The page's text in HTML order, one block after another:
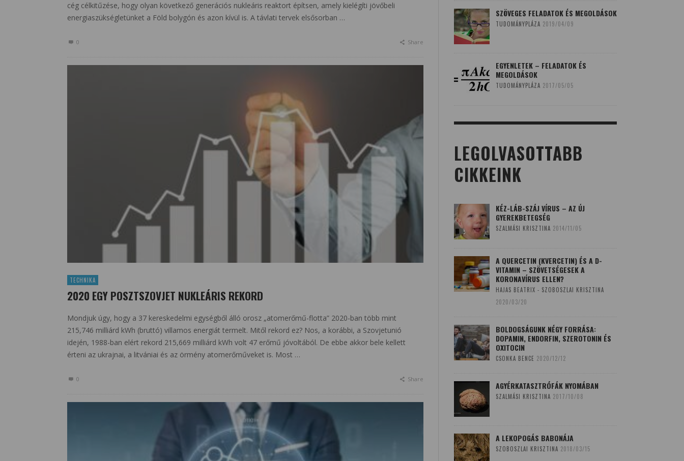
cég célkitűzése, hogy olyan következő generációs nukleáris reaktort építsen, amely kielégíti jövőbeli
energiaszükségletünket a Föld bolygón és azon kívül is. A távlati tervek elsősorban …
0 Share
TECHNIKA
2020 EGY POSZTSZOVJET NUKLEÁRIS REKORD
Mondjuk úgy, hogy a 37 kereskedelmi egységből álló orosz „atomerőmű-flotta” 2020-ban több mint
215,746 milliárd kWh (bruttó) villamos energiát termelt. Mitől rekord ez? Nos, a korábbi, a Szovjetunió
idején, 1988-ban elért rekord 215,669 milliárd kWh volt 47 erőmű jóvoltából. De ebbe akkor bele kellett
érteni az ukrajnai, a litvániai és az örmény atomerőműveket is. Most …
0 Share
SZÖVEGES FELADATOK ÉS MEGOLDÁSOK
TUDOMÁNYPLÁZA 2019/04/09
EGYENLETEK – FELADATOK ÉS
MEGOLDÁSOK
TUDOMÁNYPLÁZA 2017/05/05
LEGOLVASOTTABB
CIKKEINK
KÉZ-LÁB-SZÁJ VÍRUS – AZ ÚJ
GYEREKBETEGSÉG
SZALMÁSI KRISZTINA 2014/11/05
A QUERCETIN (KVERCETIN) ÉS A D-
VITAMIN – SZÖVETSÉGESEK A
KORONAVÍRUS ELLEN?
HAJAS BEATRIX - SZOBOSZLAI KRISZTINA
2020/03/20
BOLDOGSÁGUNK NÉGY FORRÁSA:
DOPAMIN, ENDORFIN, SZEROTONIN ÉS
OXITOCIN
CSONKA BENCE 2020/12/12
AGYÉRKATASZTRÓFÁK NYOMÁBAN
SZALMÁSI KRISZTINA 2017/10/08
A LEKOPOGÁS BABONÁJA
SZOBOSZLAI KRISZTINA 2018/03/15